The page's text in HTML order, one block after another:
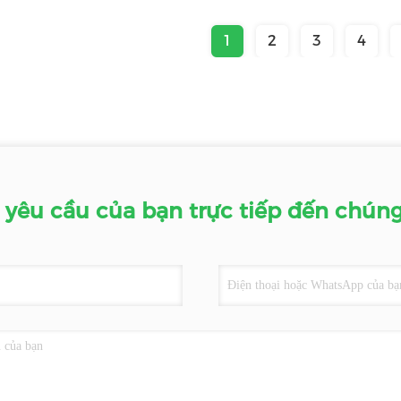
1 2 3 4
yêu cầu của bạn trực tiếp đến